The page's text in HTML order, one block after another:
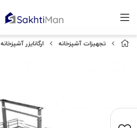
تجهیزات آشپزخانه ارگانایزر آشپزخانه